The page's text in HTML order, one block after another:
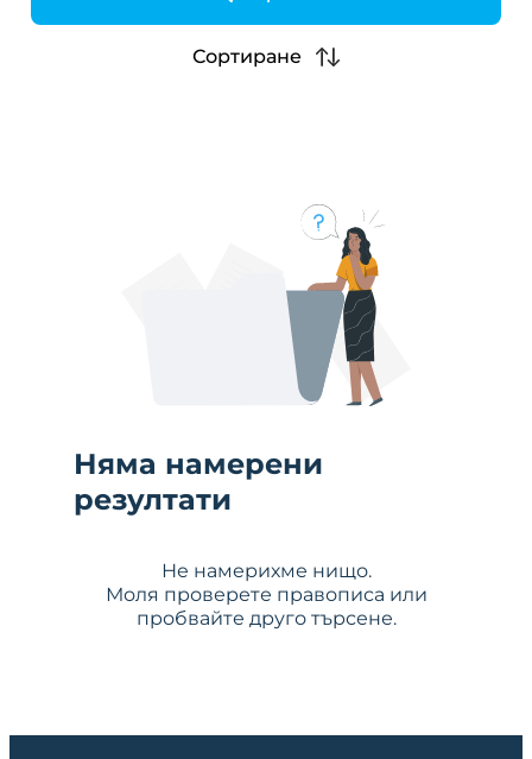
h
Сортиране
Няма намерени
резултати
Не намерихме нищо.
Моля проверете правописа или
пробвайте друго търсене.